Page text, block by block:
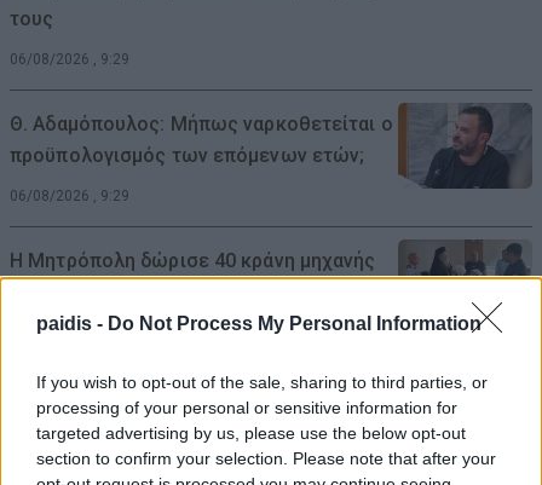
paidis - Do Not Process My Personal Information
If you wish to opt-out of the sale, sharing to third parties, or
processing of your personal or sensitive information for
targeted advertising by us, please use the below opt-out
section to confirm your selection. Please note that after your
τους
06/08/2026 , 9:29
Θ. Αδαμόπουλος: Μήπως ναρκοθετείται ο
προϋπολογισμός των επόμενων ετών;
06/08/2026 , 9:29
Η Μητρόπολη δώρισε 40 κράνη μηχανής
Λάρισας
Σύγκρουση ελικοπτέρων στη Ψάθα: «Δεν
υπήρξε τεχνικό πρόβλημα» – Η έρευνα